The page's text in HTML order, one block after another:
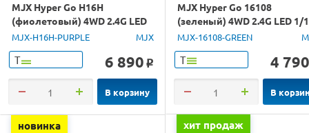
MJX Hyper Go H16H
(фиолетовый) 4WD 2.4G LED
GPS 1/16 RTR
MJX-H16H-PURPLE MJX
Т 6 890 o
В корзину
MJX Hyper Go 16108
(зеленый) 4WD 2.4G LED 1/
RTR
MJX-16108-GREEN
Т 4 790
В
новинка хит продаж